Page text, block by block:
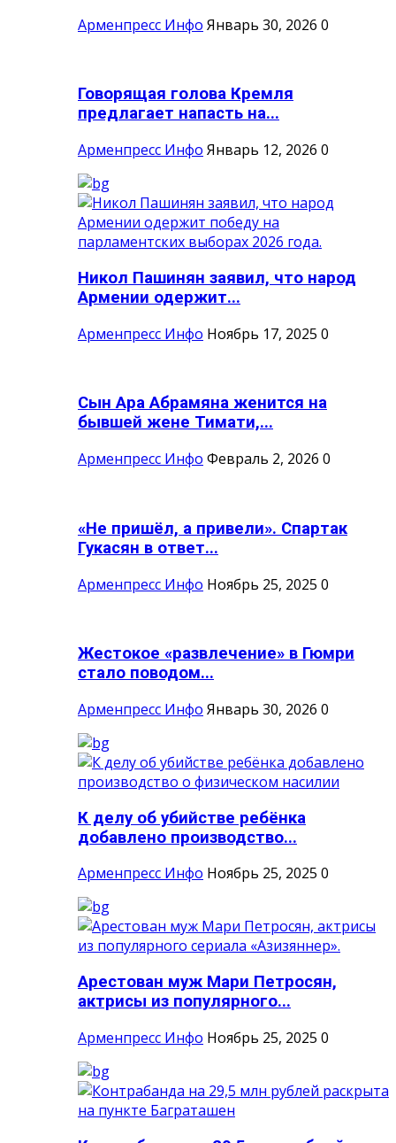
Арменпресс Инфо Январь 30, 2026 0
Говорящая голова Кремля
предлагает напасть на...
Арменпресс Инфо Январь 12, 2026 0
Никол Пашинян заявил, что народ
Армении одержит...
Арменпресс Инфо Ноябрь 17, 2025 0
Сын Ара Абрамяна женится на
бывшей жене Тимати,...
Арменпресс Инфо Февраль 2, 2026 0
«Не пришёл, а привели». Спартак
Гукасян в ответ...
Арменпресс Инфо Ноябрь 25, 2025 0
Жестокое «развлечение» в Гюмри
стало поводом...
Арменпресс Инфо Январь 30, 2026 0
К делу об убийстве ребёнка
добавлено производство...
Арменпресс Инфо Ноябрь 25, 2025 0
Арестован муж Мари Петросян,
актрисы из популярного...
Арменпресс Инфо Ноябрь 25, 2025 0